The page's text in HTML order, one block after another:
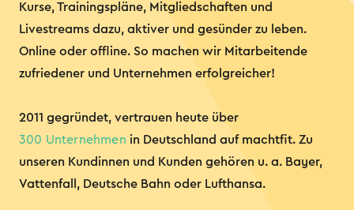
Kurse, Trainingspläne, Mitgliedschaften und
Livestreams dazu, aktiver und gesünder zu leben.
Online oder offline. So machen wir Mitarbeitende
zufriedener und Unternehmen erfolgreicher!
2011 gegründet, vertrauen heute über
300 Unternehmen in Deutschland auf machtfit. Zu
unseren Kundinnen und Kunden gehören u. a. Bayer,
Vattenfall, Deutsche Bahn oder Lufthansa.